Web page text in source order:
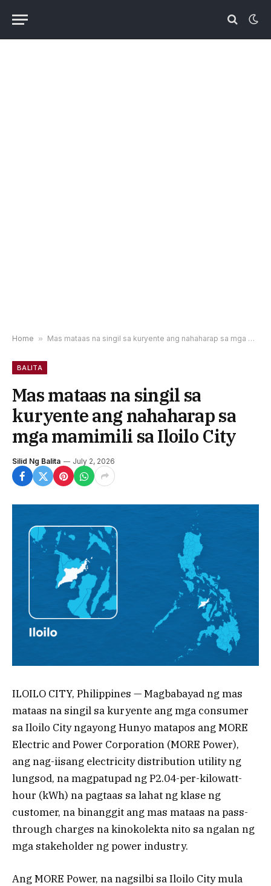
Home » Mas mataas na singil sa kuryente ang nahaharap sa mga mamimili sa Iloilo City
BALITA
Mas mataas na singil sa
kuryente ang nahaharap sa
mga mamimili sa Iloilo City
Silid Ng Balita July 2, 2026
ILOILO CITY, Philippines — Magbabayad ng mas
mataas na singil sa kuryente ang mga consumer
sa Iloilo City ngayong Hunyo matapos ang MORE
Electric and Power Corporation (MORE Power),
ang nag-iisang electricity distribution utility ng
lungsod, na magpatupad ng P2.04-per-kilowatt-
hour (kWh) na pagtaas sa lahat ng klase ng
customer, na binanggit ang mas mataas na pass-
through charges na kinokolekta nito sa ngalan ng
mga stakeholder ng power industry.
Ang MORE Power, na nagsilbi sa Iloilo City mula